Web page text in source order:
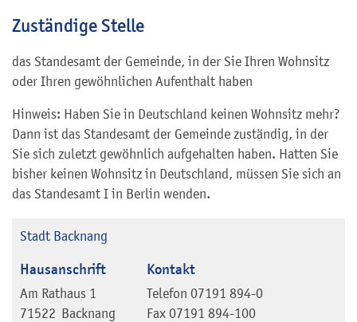
Zuständige Stelle
das Standesamt der Gemeinde, in der Sie Ihren Wohnsitz
oder Ihren gewöhnlichen Aufenthalt haben
Hinweis: Haben Sie in Deutschland keinen Wohnsitz mehr?
Dann ist das Standesamt der Gemeinde zuständig, in der
Sie sich zuletzt gewöhnlich aufgehalten haben. Hatten Sie
bisher keinen Wohnsitz in Deutschland, müssen Sie sich an
das Standesamt I in Berlin wenden.
Stadt Backnang
Hausanschrift
Am Rathaus 1
71522 Backnang
Kontakt
Telefon 07191 894-0
Fax 07191 894-100